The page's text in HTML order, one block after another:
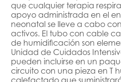
que cualquier terapia
apoyo administrada en el
neonatal se lleve a cabo
activos. El tubo con cable
de humidificación son
Unidad de Cuidados
pueden incluirse en un
circuito con una pieza en T